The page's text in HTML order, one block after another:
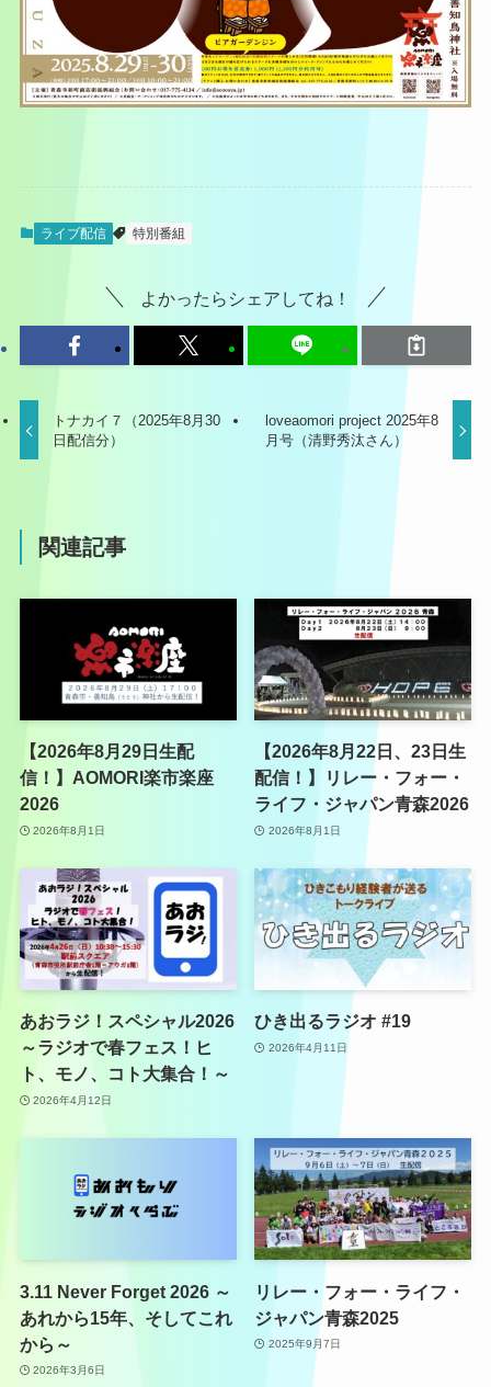
ライブ配信 特別番組
よかったらシェアしてね！
トナカイ７（2025年8月30
日配信分）
loveaomori project 2025年8
月号（清野秀汰さん）
関連記事
【2026年8月29日生配
信！】AOMORI楽市楽座
2026
2026年8月1日
【2026年8月22日、23日生
配信！】リレー・フォー・
ライフ・ジャパン青森2026
2026年8月1日
あおラジ！スペシャル2026
～ラジオで春フェス！ヒ
ト、モノ、コト大集合！～
2026年4月12日
ひき出るラジオ #19
2026年4月11日
3.11 Never Forget 2026 ～
あれから15年、そしてこれ
から～
2026年3月6日
リレー・フォー・ライフ・
ジャパン青森2025
2025年9月7日